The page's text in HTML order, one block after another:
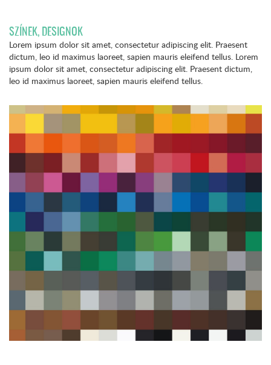
SZÍNEK, DESIGNOK
Lorem ipsum dolor sit amet, consectetur adipiscing elit. Praesent
dictum, leo id maximus laoreet, sapien mauris eleifend tellus. Lorem
ipsum dolor sit amet, consectetur adipiscing elit. Praesent dictum,
leo id maximus laoreet, sapien mauris eleifend tellus.